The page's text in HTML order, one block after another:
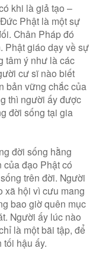
khi là giả tạo –
Phật là một sự
Chân Pháp đó
Phật giáo dạy về sự
tâm ý như là các
cư sĩ nào biết
bản vững chắc của
thì người ấy được
đời sống tại gia
đời sống hằng
của đạo Phật có
trên đời. Người
xã hội vì cưu mang
bao giờ quên mục
Người ấy lúc nào
là một bãi tập, để
hậu ấy.